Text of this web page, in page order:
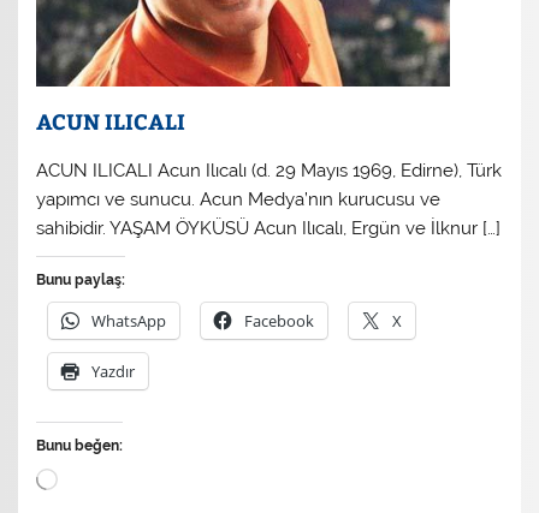
ACUN ILICALI
ACUN ILICALI Acun Ilıcalı (d. 29 Mayıs 1969, Edirne), Türk
yapımcı ve sunucu. Acun Medya’nın kurucusu ve
sahibidir. YAŞAM ÖYKÜSÜ Acun Ilıcalı, Ergün ve İlknur […]
Bunu paylaş:
WhatsApp Facebook X
Yazdır
Bunu beğen:
Yükleniyor...